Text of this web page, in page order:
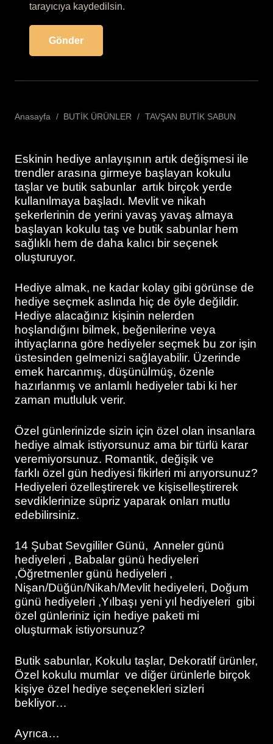
tarayıcıya kaydedilsin.
Anasayfa / BUTİK ÜRÜNLER / TAVŞAN BUTİK SABUN
Eskinin hediye anlayışının artık değişmesi ile
trendler arasına girmeye başlayan kokulu
taşlar ve butik sabunlar artık birçok yerde
kullanılmaya başladı. Mevlit ve nikah
şekerlerinin de yerini yavaş yavaş almaya
başlayan kokulu taş ve butik sabunlar hem
sağlıklı hem de daha kalıcı bir seçenek
oluşturuyor.
Hediye almak, ne kadar kolay gibi görünse de
hediye seçmek aslında hiç de öyle değildir.
Hediye alacağınız kişinin nelerden
hoşlandığını bilmek, beğenilerine veya
ihtiyaçlarına göre hediyeler seçmek bu zor işin
üstesinden gelmenizi sağlayabilir. Üzerinde
emek harcanmış, düşünülmüş, özenle
hazırlanmış ve anlamlı hediyeler tabi ki her
zaman mutluluk verir.
Özel günlerinizde sizin için özel olan insanlara
hediye almak istiyorsunuz ama bir türlü karar
veremiyorsunuz. Romantik, değişik ve
farklı özel gün hediyesi fikirleri mi arıyorsunuz?
Hediyeleri özelleştirerek ve kişiselleştirerek
sevdiklerinize süpriz yaparak onları mutlu
edebilirsiniz.
14 Şubat Sevgililer Günü, Anneler günü
hediyeleri , Babalar günü hediyeleri
,Öğretmenler günü hediyeleri ,
Nişan/Düğün/Nikah/Mevlit hediyeleri, Doğum
günü hediyeleri ,Yılbaşı yeni yıl hediyeleri gibi
özel günleriniz için hediye paketi mi
oluşturmak istiyorsunuz?
Butik sabunlar, Kokulu taşlar, Dekoratif ürünler,
Özel kokulu mumlar ve diğer ürünlerle birçok
kişiye özel hediye seçenekleri sizleri
bekliyor…
Ayrıca…